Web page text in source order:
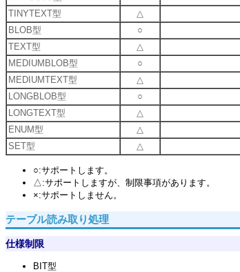
TINYTEXT型
△
BLOB型
○
TEXT型
△
MEDIUMBLOB型
○
MEDIUMTEXT型
△
LONGBLOB型
○
LONGTEXT型
△
ENUM型
△
SET型
△
○:サポートします。
△:サポートしますが、制限事項があります。
×:サポートしません。
テーブル読み取り処理
仕様制限
BIT型